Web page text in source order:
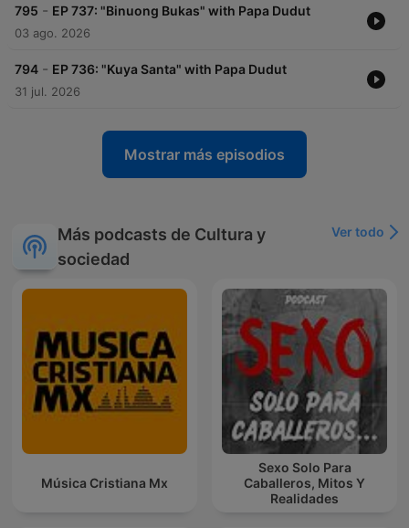
795 - EP 737: "Binuong Bukas" with Papa Dudut
03 ago. 2026
794 - EP 736: "Kuya Santa" with Papa Dudut
31 jul. 2026
Mostrar más episodios
Más podcasts de Cultura y
sociedad
Ver todo
Música Cristiana Mx
Sexo Solo Para
Caballeros, Mitos Y
Realidades